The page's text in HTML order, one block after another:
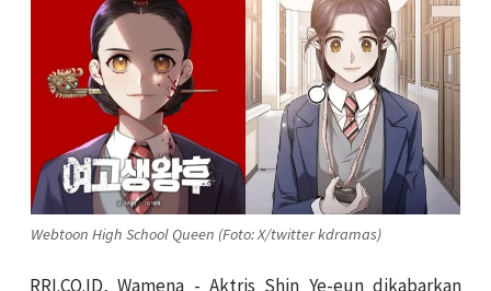
Webtoon High School Queen (Foto: X/twitter kdramas)
RRI.CO.ID, Wamena - Aktris Shin Ye-eun dikabarkan